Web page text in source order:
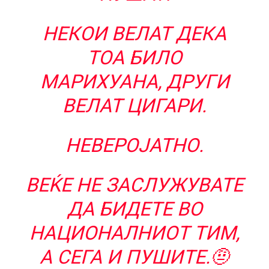
НЕКОИ ВЕЛАТ ДЕКА
ТОА БИЛО
МАРИХУАНА, ДРУГИ
ВЕЛАТ ЦИГАРИ.
НЕВЕРОЈАТНО.
ВЕЌЕ НЕ ЗАСЛУЖУВАТЕ
ДА БИДЕТЕ ВО
НАЦИОНАЛНИОТ ТИМ,
А СЕГА И ПУШИТЕ.🤨